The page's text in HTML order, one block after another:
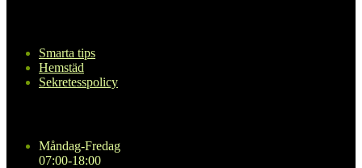
Smarta tips
Hemstäd
Sekretesspolicy
Måndag-Fredag
07:00-18:00